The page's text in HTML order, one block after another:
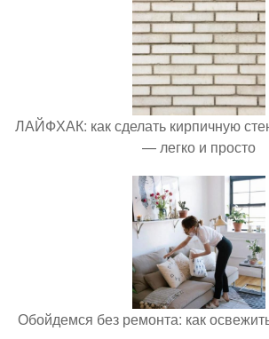
ЛАЙФХАК: как сделать кирпичную
— легко и просто
Обойдемся без ремонта: как